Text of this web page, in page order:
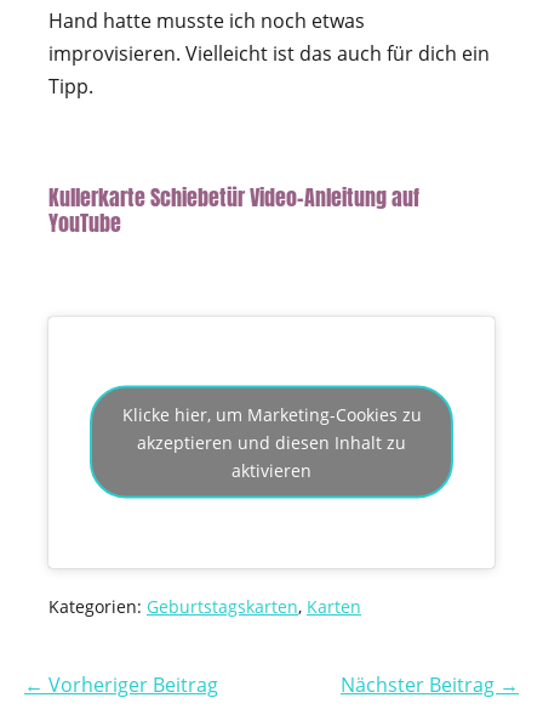
Hand hatte musste ich noch etwas
improvisieren. Vielleicht ist das auch für dich ein
Tipp.
Kullerkarte Schiebetür Video-Anleitung auf
YouTube
Klicke hier, um Marketing-Cookies zu
akzeptieren und diesen Inhalt zu
aktivieren
Kategorien: Geburtstagskarten, Karten
← Vorheriger Beitrag Nächster Beitrag →